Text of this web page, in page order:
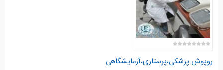
روپوش پزشکی،پرستاری،آزمایشگاهی